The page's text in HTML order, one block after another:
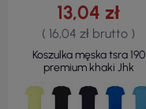
13,04 zł
( 16,04 zł brutto )
Koszulka męska tsra 190
premium khaki Jhk